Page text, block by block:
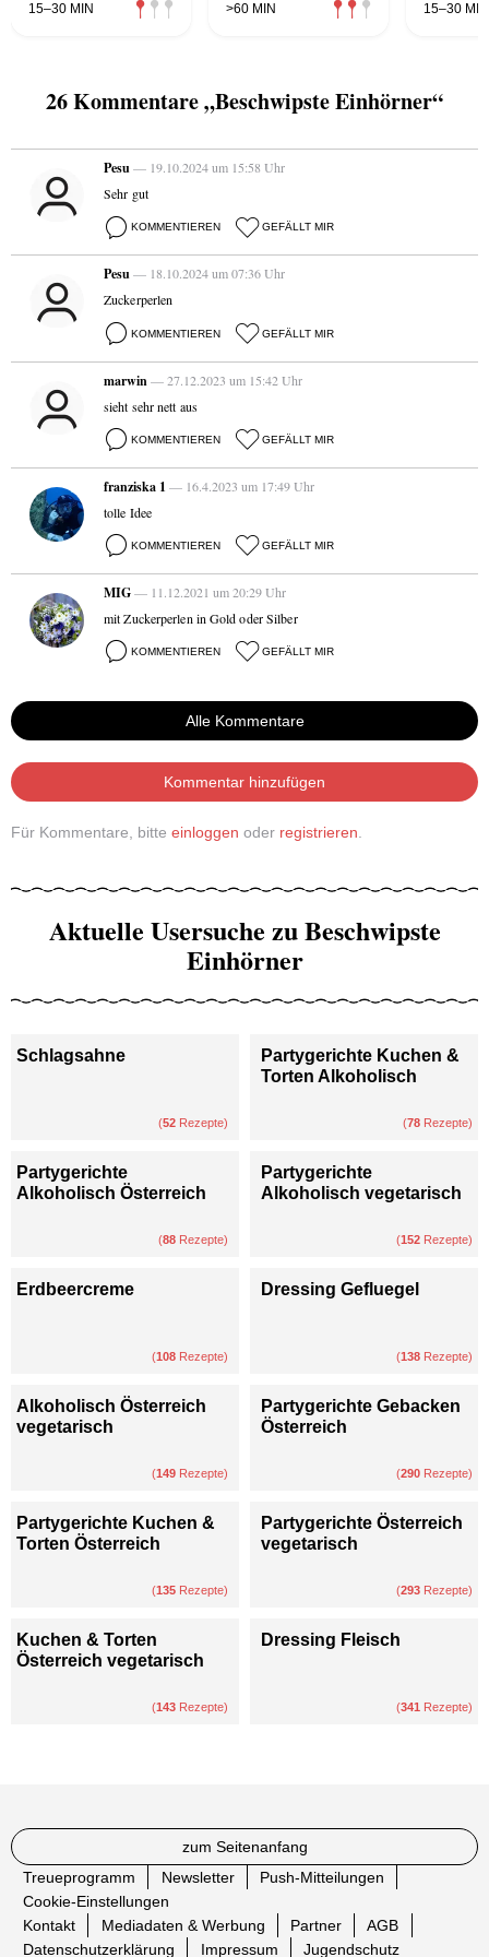
15–30 MIN >60 MIN 15–30 MIN
26 Kommentare „Beschwipste Einhörner“
Pesu— 19.10.2024 um 15:58 Uhr
Sehr gut
KOMMENTIEREN GEFÄLLT MIR
Pesu— 18.10.2024 um 07:36 Uhr
Zuckerperlen
KOMMENTIEREN GEFÄLLT MIR
marwin— 27.12.2023 um 15:42 Uhr
sieht sehr nett aus
KOMMENTIEREN GEFÄLLT MIR
franziska 1 — 16.4.2023 um 17:49 Uhr
tolle Idee
KOMMENTIEREN GEFÄLLT MIR
MIG— 11.12.2021 um 20:29 Uhr
mit Zuckerperlen in Gold oder Silber
KOMMENTIEREN GEFÄLLT MIR
Alle Kommentare
Kommentar hinzufügen
Für Kommentare, bitte einloggen oder registrieren
Aktuelle Usersuche zu Beschwipste
Einhörner
Schlagsahne
(52 Rezepte)
Partygerichte Kuchen &
Torten Alkoholisch
(78 Rezepte)
Partygerichte
Alkoholisch Österreich
(88 Rezepte)
Partygerichte
Alkoholisch vegetarisch
(152 Rezepte)
Erdbeercreme
(108 Rezepte)
Dressing Gefluegel
(138 Rezepte)
Alkoholisch Österreich
vegetarisch
(149 Rezepte)
Partygerichte Gebacken
Österreich
(290 Rezepte)
Partygerichte Kuchen &
Torten Österreich
(135 Rezepte)
Partygerichte Österreich
vegetarisch
(293 Rezepte)
Kuchen & Torten
Österreich vegetarisch
(143 Rezepte)
Dressing Fleisch
(341 Rezepte)
zum Seitenanfang
Treueprogramm
Newsletter
Push-Mitteilungen
Cookie-Einstellungen
Kontakt
Mediadaten & Werbung Partner
AGB
Datenschutzerklärung
Impressum Jugendschutz